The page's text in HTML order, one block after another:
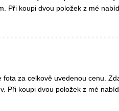
Při koupi dvou položek z mé
za celkově uvedenou cenu.
Při koupi dvou položek z mé